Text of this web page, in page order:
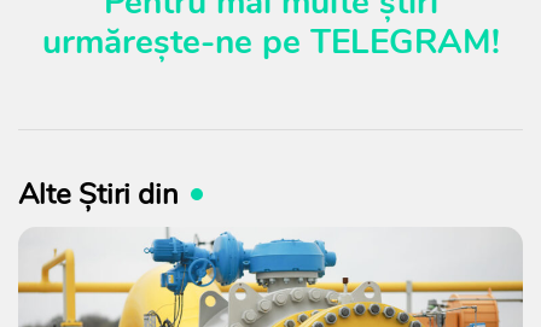
urmărește-ne pe TELEGRAM!
Alte Știri din